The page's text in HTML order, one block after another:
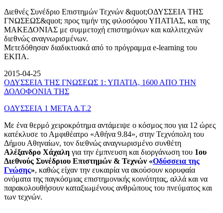
Διεθνές Συνέδριο Επιστημών Τεχνών &quot;ΟΔΥΣΣΕΙΑ ΤΗΣ
ΓΝΩΣΕΩΣ&quot; προς τιμήν της φιλοσόφου ΥΠΑΤΙΑΣ, και της
ΜΑΚΕΔΟΝΙΑΣ με συμμετοχή επιστημόνων και καλλιτεχνών
διεθνώς αναγνωρισμένων.
Μετεδόθησαν διαδικτυακά από το πρόγραμμα e-learning του
ΕΚΠΑ.
2015-04-25
ΟΔΥΣΣΕΙΑ ΤΗΣ ΓΝΩΣΕΩΣ 1: ΥΠΑΤΙΑ, 1600 ΑΠΟ ΤΗΝ
ΔΟΛΟΦΟΝΙΑ ΤΗΣ
ΟΔΥΣΣΕΙΑ 1 ΜΕΤΑ Δ.Τ.2
Με ένα θερμό χειροκρότημα αντάμειψε ο κόσμος που για 12 ώρες
κατέκλυσε το Αμφιθέατρο «Αθήνα 9.84», στην Τεχνόπολη του
Δήμου Αθηναίων, τον διεθνώς αναγνωρισμένο συνθέτη
Αλέξανδρο Χάχαλη για την έμπνευση και διοργάνωση του 1ου
Διεθνούς Συνέδριου Επιστημών & Τεχνών «Οδύσσεια της
Γνώσης», καθώς είχαν την ευκαιρία να ακούσουν κορυφαία
ονόματα της παγκόσμιας επιστημονικής κοινότητας, αλλά και να
παρακολουθήσουν καταξιωμένους ανθρώπους του πνεύματος και
των τεχνών.